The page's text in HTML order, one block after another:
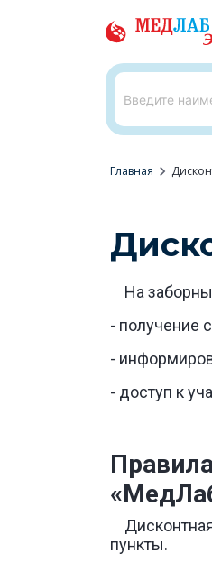
Главная chevron_right
На
- получение
-
- доступ к
пункты.